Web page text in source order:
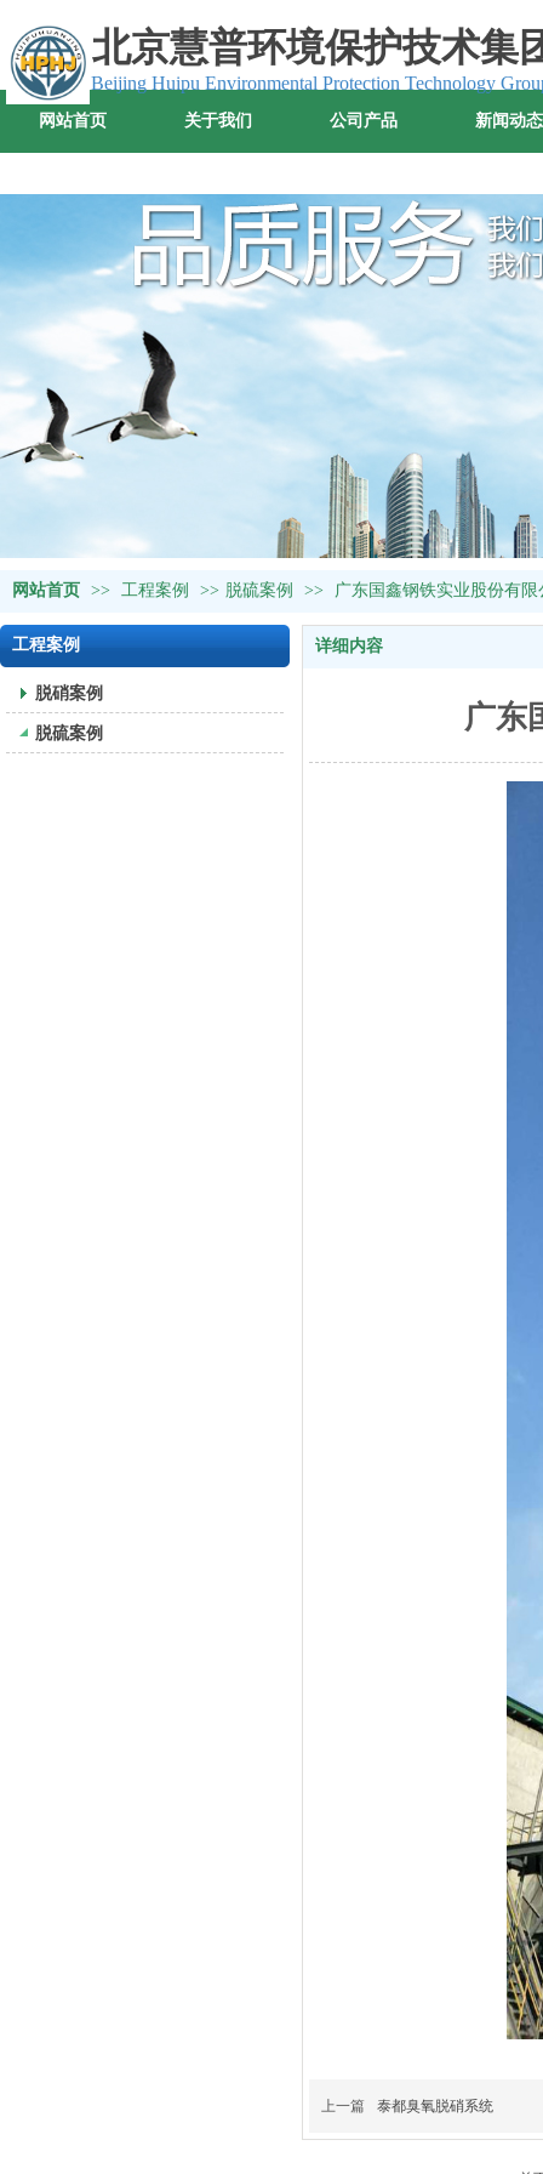
北京慧普环境保护技术集
Beijing Huipu Environmental Protection Technology
网站首页 关于我们 公司产品 新闻动态
网站首页 >> 工程案例 >> 脱硫案例 >> 广东国鑫钢铁实业股份有
工程案例
脱硝案例
脱硫案例
详细内容
广东
上一篇 泰都臭氧脱硝系统